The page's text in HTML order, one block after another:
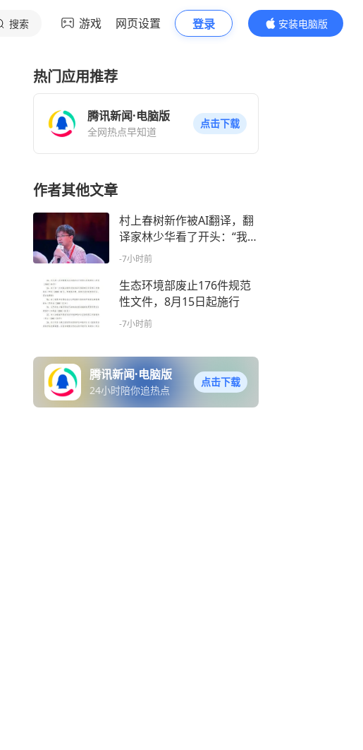
搜索 游戏 网页设置 登录
安装电脑版
内容更精彩
热门应用推荐
腾讯新闻·电脑版
全网热点早知道
点击下载
作者其他文章
村上春树新作被AI翻译，翻
译家林少华看了开头：“我看
不上”
-7小时前
生态环境部废止176件规范
性文件，8月15日起施行
-7小时前
腾讯新闻·电脑版
24小时陪你追热点
点击下载